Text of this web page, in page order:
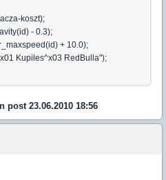
koszt);
- 0.3);
+ 10.0);
Kupiles^x03 RedBulla");
post 23.06.2010 18:56